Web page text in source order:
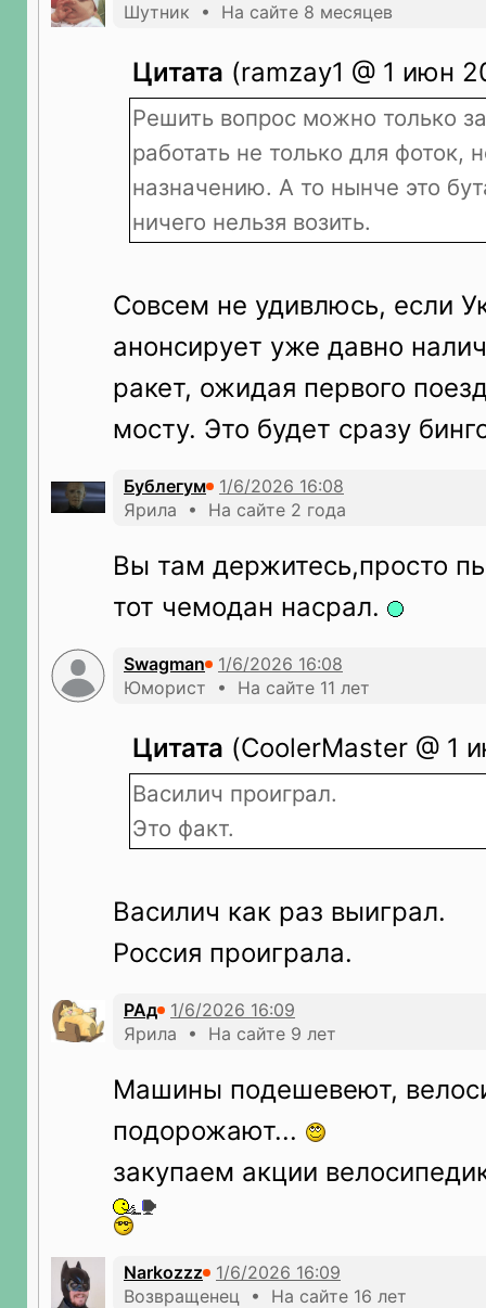
Шутник • На сайте 8 месяцев
Цитата (ramzay1 @ 1 июн
Решить вопрос можно только
работать не только для фоток,
назначению. А то нынче это
ничего нельзя возить.
Совсем не удивлюсь, если
анонсирует уже давно
ракет, ожидая первого
мосту. Это будет сразу
Бублегум
Ярила • На сайте 2 года
Вы там держитесь,просто
тот чемодан насрал.
Swagman
Юморист • На сайте 11 лет
Цитата (CoolerMaster @ 1
Василич проиграл.
Это факт.
Василич как раз выиграл.
Россия проиграла.
РАд
Ярила • На сайте 9 лет
Машины подешевеют,
подорожают...
закупаем акции
Narkozzz
Возвращенец • На сайте 16 лет